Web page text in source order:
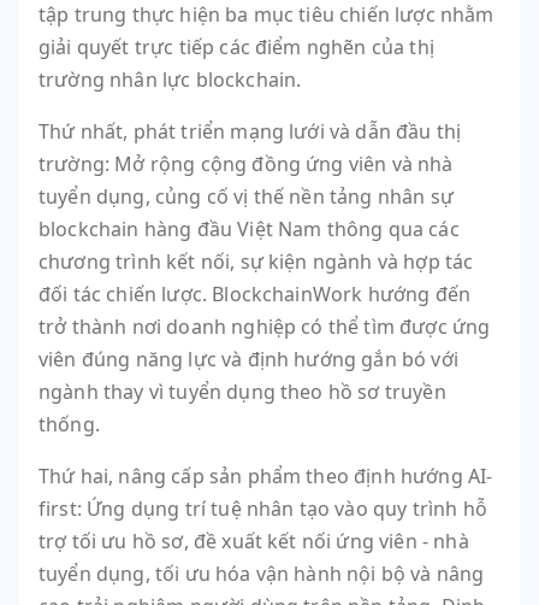
tập trung thực hiện ba mục tiêu chiến lược nhằm
giải quyết trực tiếp các điểm nghẽn của thị
trường nhân lực blockchain.
Thứ nhất, phát triển mạng lưới và dẫn đầu thị
trường: Mở rộng cộng đồng ứng viên và nhà
tuyển dụng, củng cố vị thế nền tảng nhân sự
blockchain hàng đầu Việt Nam thông qua các
chương trình kết nối, sự kiện ngành và hợp tác
đối tác chiến lược. BlockchainWork hướng đến
trở thành nơi doanh nghiệp có thể tìm được ứng
viên đúng năng lực và định hướng gắn bó với
ngành thay vì tuyển dụng theo hồ sơ truyền
thống.
Thứ hai, nâng cấp sản phẩm theo định hướng AI-
first: Ứng dụng trí tuệ nhân tạo vào quy trình hỗ
trợ tối ưu hồ sơ, đề xuất kết nối ứng viên - nhà
tuyển dụng, tối ưu hóa vận hành nội bộ và nâng